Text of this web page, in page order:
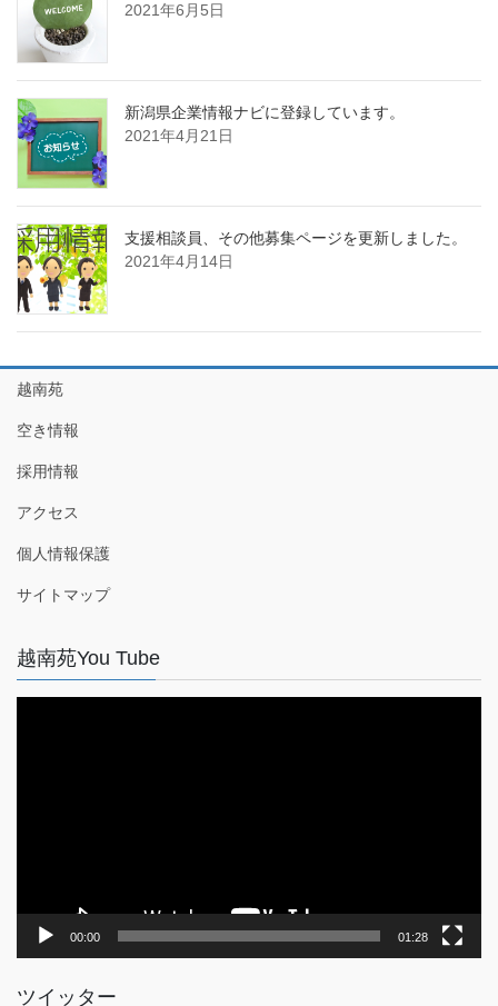
2021年6月5日
新潟県企業情報ナビに登録しています。
2021年4月21日
支援相談員、その他募集ページを更新しました。
2021年4月14日
越南苑
空き情報
採用情報
アクセス
個人情報保護
サイトマップ
越南苑You Tube
00:00 01:28
ツイッター